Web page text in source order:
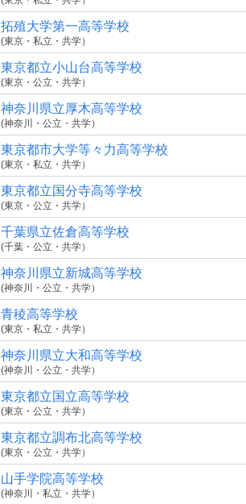
拓殖大学第一高等学校
(東京・私立・共学）
東京都立小山台高等学校
(東京・公立・共学）
神奈川県立厚木高等学校
(神奈川・公立・共学）
東京都市大学等々力高等学校
(東京・私立・共学）
東京都立国分寺高等学校
(東京・公立・共学）
千葉県立佐倉高等学校
(千葉・公立・共学）
神奈川県立新城高等学校
(神奈川・公立・共学）
青稜高等学校
(東京・私立・共学）
神奈川県立大和高等学校
(神奈川・公立・共学）
東京都立国立高等学校
(東京・公立・共学）
東京都立調布北高等学校
(東京・公立・共学）
山手学院高等学校
(神奈川・私立・共学）